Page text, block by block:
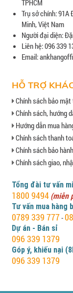
TPHCM
Trụ sở chính: 91A
Minh, Việt Nam
Người đại diện:
Liên hệ: 096 339
Email:
HỖ TRỢ
Chính sách bảo
Chính sách, hướng
Hướng dẫn mua
Chính sách thanh
Chính sách bảo
Chính sách giao,
Tổng đài tư vấn
1800 9494 (miễn
Tư vấn mua hàng
0789 339 777 -
Dự án - Bán sỉ
096 339 1379
Góp ý, khiếu nại
096 339 1379